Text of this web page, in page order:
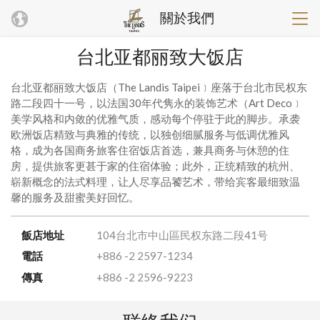
關於我們
台北亚都丽致大饭店
台北亚都丽致大饭店（The Landis Taipei﹞座落于台北市民权东
路二段四十一号，以法国30年代隽永的装饰艺术（Art Deco﹞
美学风格和内敛的优雅气质，感动每个停驻于此的脚步。承袭
欧洲饭店精致与典雅的传统，以独创细腻服务与低调优雅风
格，成为各国商务旅客住宿饭店首选，兼具商务与休憩的住
房，提供旅客更甚于家的住宿体验；此外，正统精致的杭州、
崭新概念的法式料理，让人尽享品饕艺术，带给宾客最细致温
馨的服务及甜蜜美好回忆。
飯店地址
104台北市中山區民权东路二段41号
電話
+886 -2 2597-1234
傳真
+886 -2 2596-9223